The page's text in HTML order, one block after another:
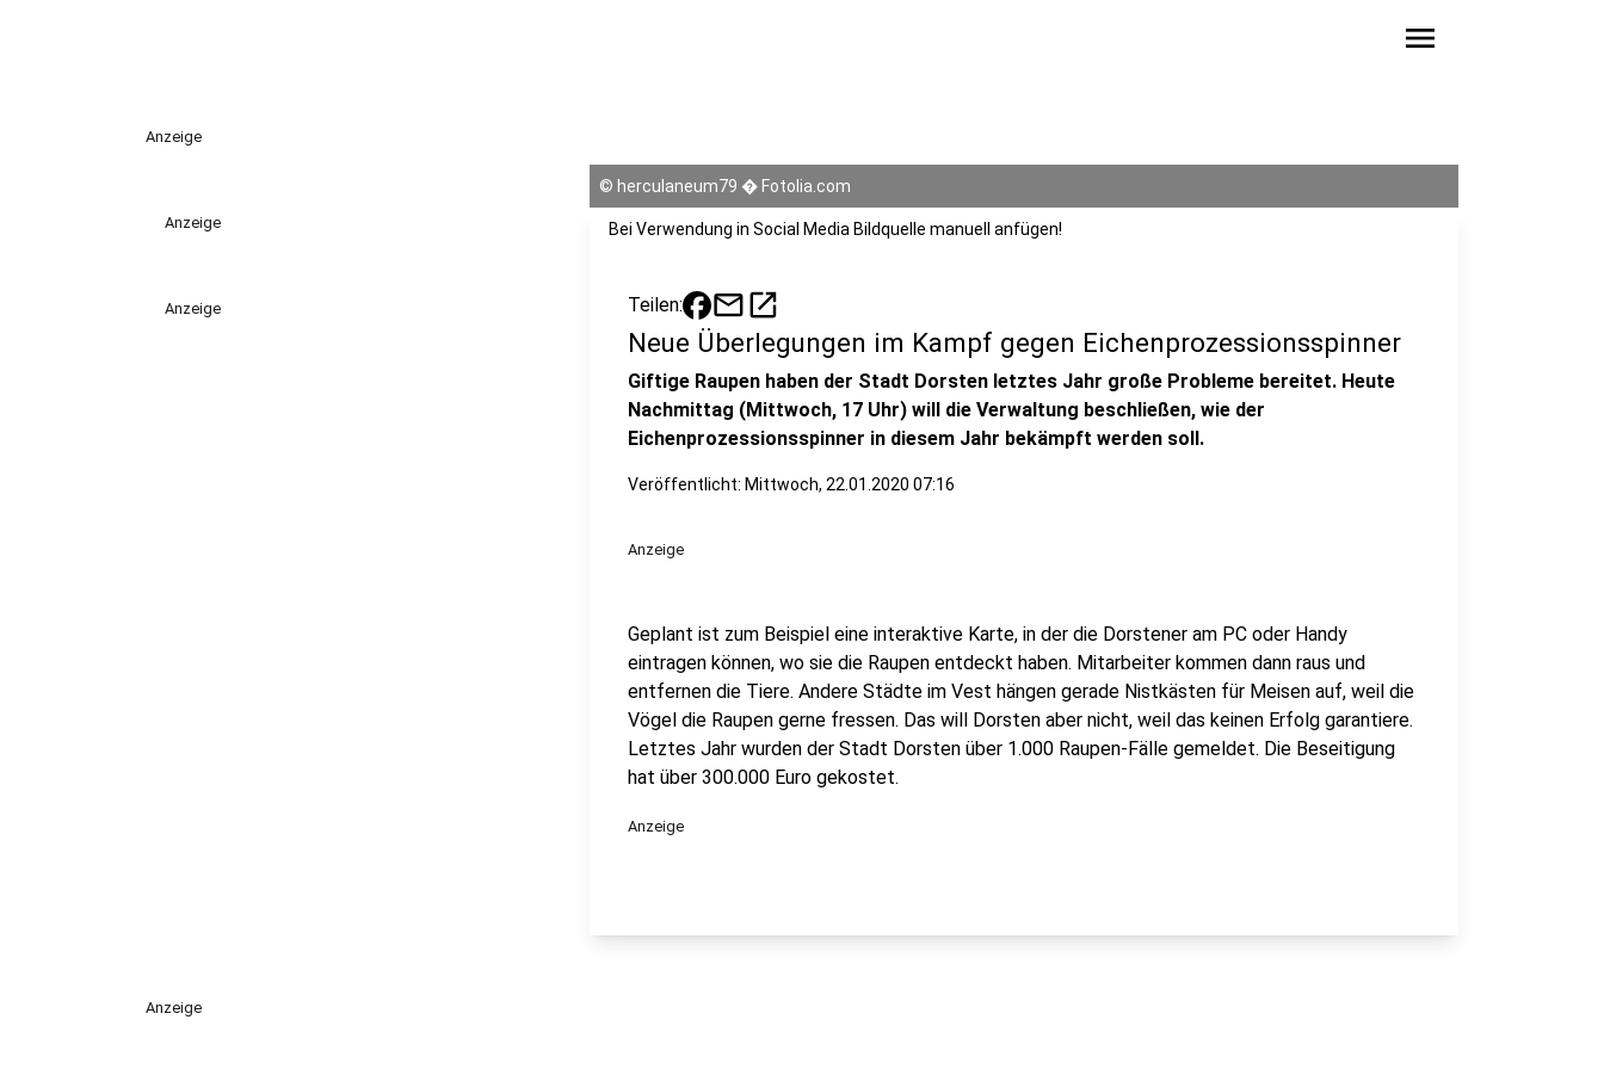
menu
Anzeige
Anzeige
Anzeige
© herculaneum79 � Fotolia.com
Bei Verwendung in Social Media Bildquelle manuell anfügen!
Teilen: mailopen_in_new
Neue Überlegungen im Kampf gegen Eichenprozessionsspinner
Giftige Raupen haben der Stadt Dorsten letztes Jahr große Probleme bereitet. Heute
Nachmittag (Mittwoch, 17 Uhr) will die Verwaltung beschließen, wie der
Eichenprozessionsspinner in diesem Jahr bekämpft werden soll.
Veröffentlicht: Mittwoch, 22.01.2020 07:16
Anzeige
Geplant ist zum Beispiel eine interaktive Karte, in der die Dorstener am PC oder Handy
eintragen können, wo sie die Raupen entdeckt haben. Mitarbeiter kommen dann raus und
entfernen die Tiere. Andere Städte im Vest hängen gerade Nistkästen für Meisen auf, weil die
Vögel die Raupen gerne fressen. Das will Dorsten aber nicht, weil das keinen Erfolg garantiere.
Letztes Jahr wurden der Stadt Dorsten über 1.000 Raupen-Fälle gemeldet. Die Beseitigung
hat über 300.000 Euro gekostet.
Anzeige
Anzeige